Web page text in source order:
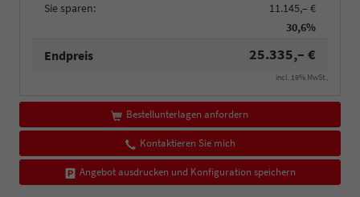
Sie sparen:
11.145,– €
30,6%
Endpreis 25.335,– €
incl. 19% MwSt.,
Bestellunterlagen anfordern
Kontaktieren Sie mich
Angebot ausdrucken und Konfiguration speichern